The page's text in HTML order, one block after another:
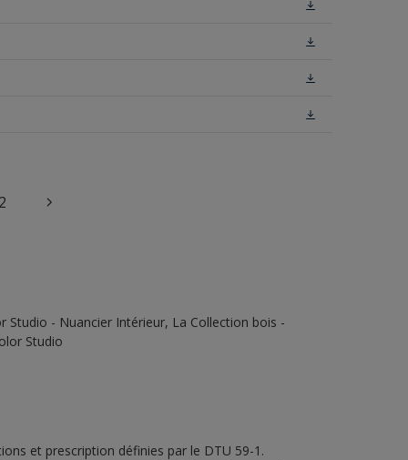
2
Studio - Nuancier Intérieur, La Collection bois -
Studio
et prescription définies par le DTU 59-1.